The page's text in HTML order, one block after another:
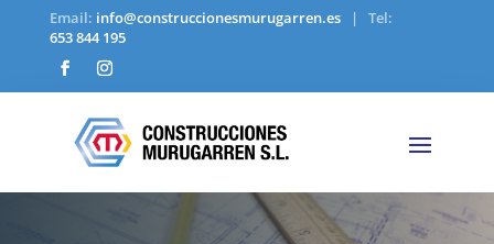
Email: info@construccionesmurugarren.es| Tel:
653 844 195